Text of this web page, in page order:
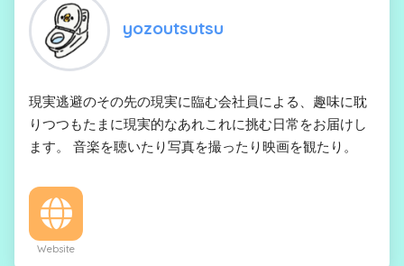
yozoutsutsu
現実逃避のその先の現実に臨む会社員による、趣味に耽
りつつもたまに現実的なあれこれに挑む日常をお届けし
ます。 音楽を聴いたり写真を撮ったり映画を観たり。
Website